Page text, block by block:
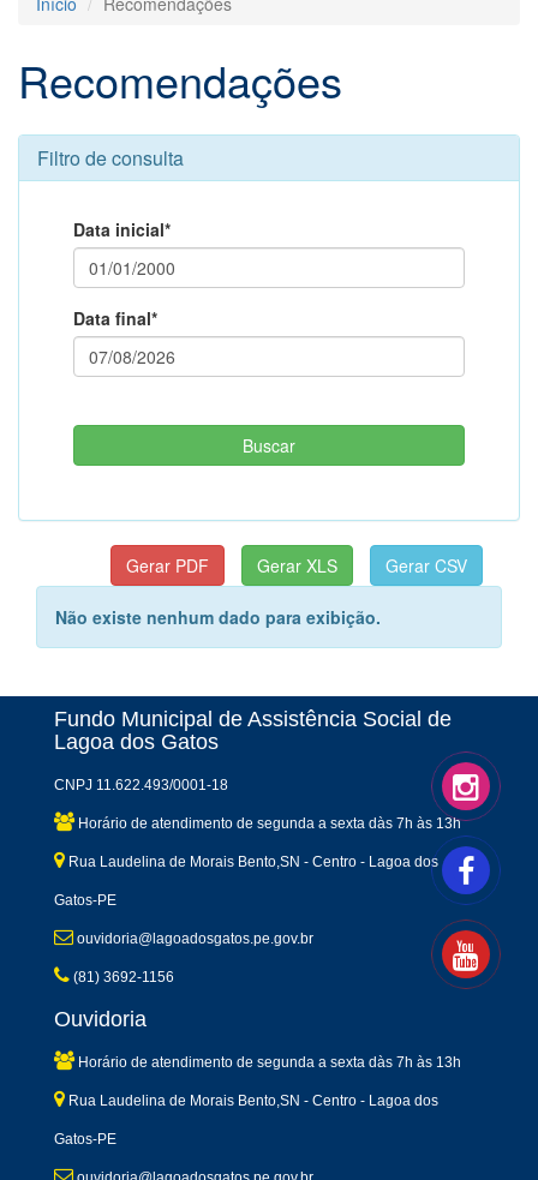
Recomendações
Filtro de consulta
Data inicial*
Data final*
Não existe nenhum dado para exibição.
Fundo Municipal de Assistência Social de
Lagoa dos Gatos
CNPJ 11.622.493/0001-18
Horário de atendimento de segunda a sexta dàs 7h às 13h
Rua Laudelina de Morais Bento,SN - Centro - Lagoa dos
Gatos-PE
ouvidoria@lagoadosgatos.pe.gov.br
(81) 3692-1156
Ouvidoria
Horário de atendimento de segunda a sexta dàs 7h às 13h
Rua Laudelina de Morais Bento,SN - Centro - Lagoa dos
Gatos-PE